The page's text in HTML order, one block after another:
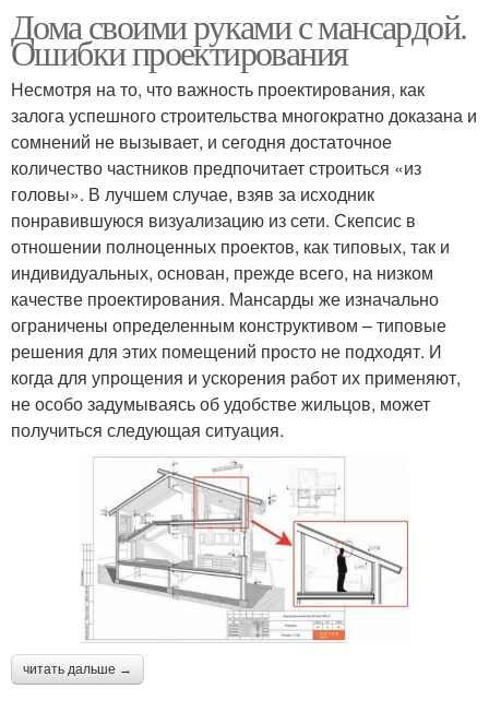
Дома своими руками с мансардой.
Ошибки проектирования
Несмотря на то, что важность проектирования, как
залога успешного строительства многократно доказана и
сомнений не вызывает, и сегодня достаточное
количество частников предпочитает строиться «из
головы». В лучшем случае, взяв за исходник
понравившуюся визуализацию из сети. Скепсис в
отношении полноценных проектов, как типовых, так и
индивидуальных, основан, прежде всего, на низком
качестве проектирования. Мансарды же изначально
ограничены определенным конструктивом – типовые
решения для этих помещений просто не подходят. И
когда для упрощения и ускорения работ их применяют,
не особо задумываясь об удобстве жильцов, может
получиться следующая ситуация.
читать дальше →